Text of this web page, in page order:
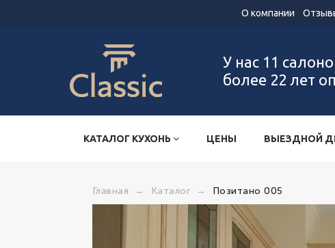
О компании
У нас 11
более 22 лет
КАТАЛОГ КУХОНЬ ЦЕНЫ ВЫЕЗДНОЙ
Главная → Каталог → Позитано 005